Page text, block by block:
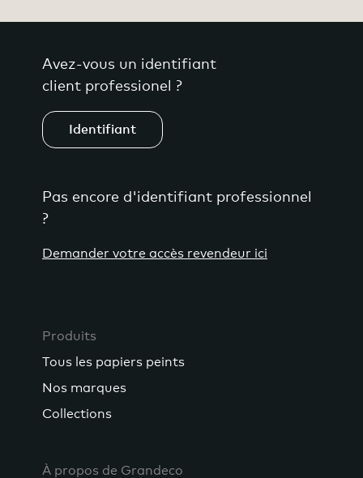
Avez-vous un identifiant
client professionel ?
Identifiant
Pas encore d'identifiant professionnel
?
Demander votre accès revendeur ici
Produits
Tous les papiers peints
Nos marques
Collections
À propos de Grandeco